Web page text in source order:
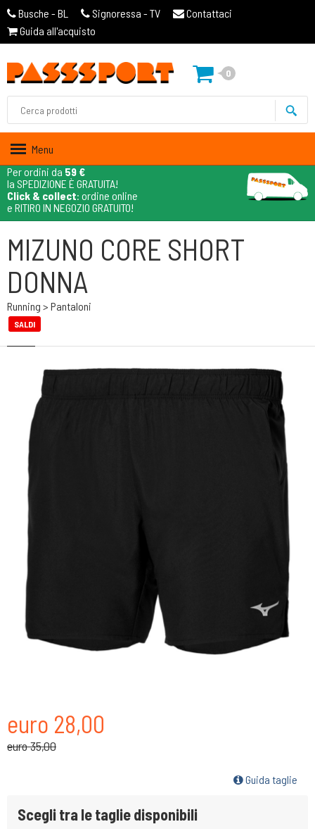
Busche - BL Signoressa - TV
Contattaci
Guida all'acquisto
0
Menu
Per ordini da 59 €
la SPEDIZIONE È GRATUITA!
Click & collect: ordine online
e RITIRO IN NEGOZIO GRATUITO!
MIZUNO CORE SHORT
DONNA
Running > Pantaloni
SALDI
euro 28,00
euro 35,00
Guida taglie
Scegli tra le taglie disponibili